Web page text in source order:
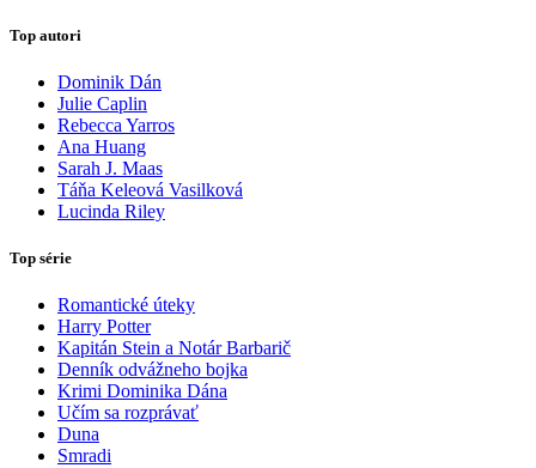
Top autori
Dominik Dán
Julie Caplin
Rebecca Yarros
Ana Huang
Sarah J. Maas
Táňa Keleová Vasilková
Lucinda Riley
Top série
Romantické úteky
Harry Potter
Kapitán Stein a Notár Barbarič
Denník odvážneho bojka
Krimi Dominika Dána
Učím sa rozprávať
Duna
Smradi